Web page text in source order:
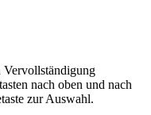
Vervollständigung
nach oben und nach
zur Auswahl.